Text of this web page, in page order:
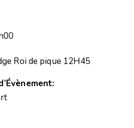
Roi de pique 12H45